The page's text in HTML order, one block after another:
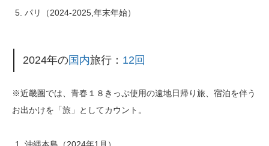
パリ（2024-2025,年末年始）
2024年の国内旅行： 12回
※近畿圏では、青春１８きっぷ使用の遠地日帰り旅、宿泊を伴う
お出かけを「旅」としてカウント。